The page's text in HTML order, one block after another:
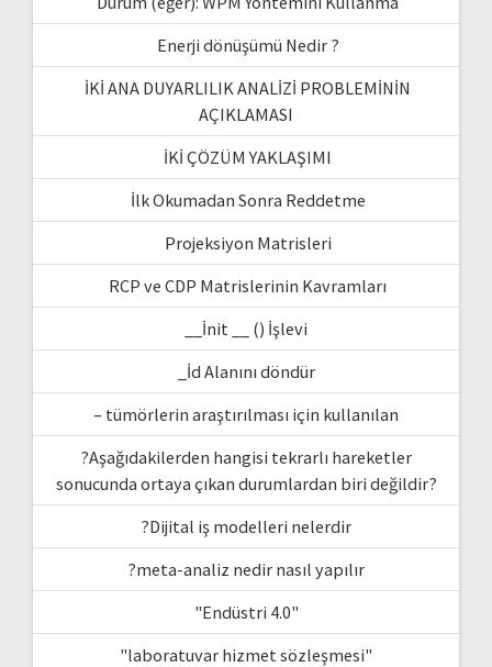
Enerji dönüşümü Nedir ?
İKİ ANA DUYARLILIK ANALİZİ PROBLEMİNİN
AÇIKLAMASI
İKİ ÇÖZÜM YAKLAŞIMI
İlk Okumadan Sonra Reddetme
Projeksiyon Matrisleri
RCP ve CDP Matrislerinin Kavramları
__İnit __ () İşlevi
_İd Alanını döndür
– tümörlerin araştırılması için kullanılan
?Aşağıdakilerden hangisi tekrarlı hareketler
sonucunda ortaya çıkan durumlardan biri değildir?
?Dijital iş modelleri nelerdir
?meta-analiz nedir nasıl yapılır
"Endüstri 4.0"
"laboratuvar hizmet sözleşmesi"